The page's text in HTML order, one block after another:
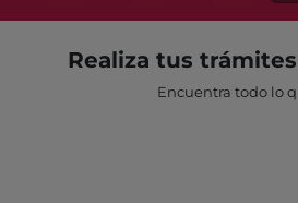
Realiza tus
Encuentra todo lo